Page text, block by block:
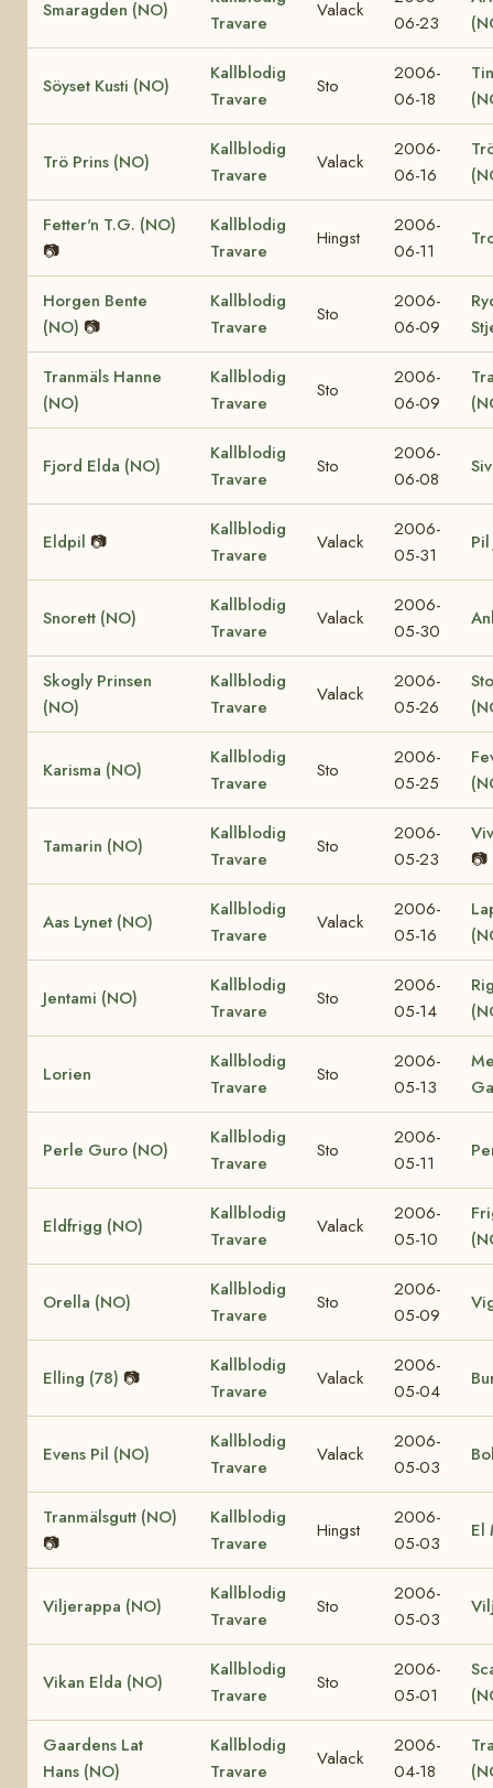
Smaragden (NO)
Travare
Valack
06-23
Söyset Kusti (NO)
Kallblodig
Travare
Sto
2006-
06-18
Trö Prins (NO)
Kallblodig
Travare
Valack
2006-
06-16
Fetter'n T.G. (NO)
📷
Kallblodig
Travare
Hingst
2006-
06-11
Horgen Bente
(NO) 📷
Kallblodig
Travare
Sto
2006-
06-09
Tranmäls Hanne
(NO)
Kallblodig
Travare
Sto
2006-
06-09
Fjord Elda (NO)
Kallblodig
Travare
Sto
2006-
06-08
Eldpil 📷
Kallblodig
Travare
Valack
2006-
05-31
Pil
Snorett (NO)
Kallblodig
Travare
Valack
2006-
05-30
Skogly Prinsen
(NO)
Kallblodig
Travare
Valack
2006-
05-26
Karisma (NO)
Kallblodig
Travare
Sto
2006-
05-25
Tamarin (NO)
Kallblodig
Travare
Sto
2006-
05-23
📷
Aas Lynet (NO)
Kallblodig
Travare
Valack
2006-
05-16
Jentami (NO)
Kallblodig
Travare
Sto
2006-
05-14
Lorien
Kallblodig
Travare
Sto
2006-
05-13
Perle Guro (NO)
Kallblodig
Travare
Sto
2006-
05-11
Eldfrigg (NO)
Kallblodig
Travare
Valack
2006-
05-10
Orella (NO)
Kallblodig
Travare
Sto
2006-
05-09
Elling (78) 📷
Kallblodig
Travare
Valack
2006-
05-04
Evens Pil (NO)
Kallblodig
Travare
Valack
2006-
05-03
Tranmälsgutt (NO)
📷
Kallblodig
Travare
Hingst
2006-
05-03
El
Viljerappa (NO)
Kallblodig
Travare
Sto
2006-
05-03
Vikan Elda (NO)
Kallblodig
Travare
Sto
2006-
05-01
Gaardens Lat
Hans (NO)
Kallblodig
Travare
Valack
2006-
04-18